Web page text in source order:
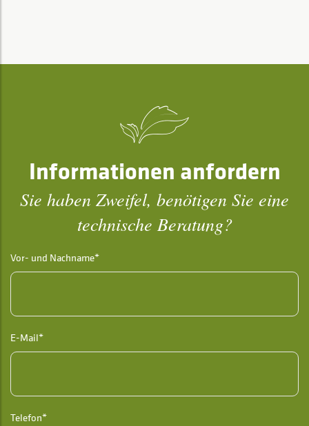
Informationen anfordern
Sie haben Zweifel, benötigen Sie eine
technische Beratung?
Vor- und Nachname*
E-Mail*
Telefon*